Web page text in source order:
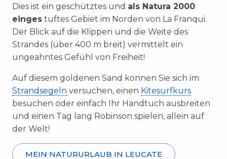
Dies ist ein geschütztes und als Natura 2000
einges tuftes Gebiet im Norden von La Franqui.
Der Blick auf die Klippen und die Weite des
Strandes (über 400 m breit) vermittelt ein
ungeahntes Gefühl von Freiheit!
Auf diesem goldenen Sand können Sie sich im
Strandsegeln versuchen, einen Kitesurfkurs
besuchen oder einfach Ihr Handtuch ausbreiten
und einen Tag lang Robinson spielen, allein auf
der Welt!
MEIN NATURURLAUB IN LEUCATE